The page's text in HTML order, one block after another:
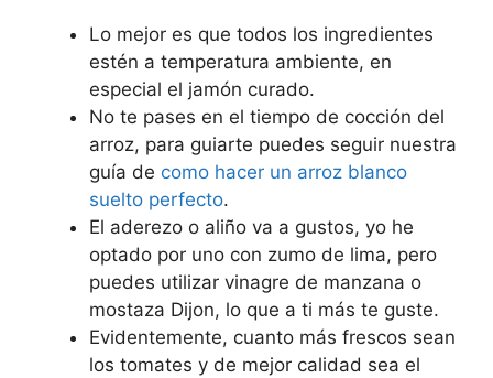
Lo mejor es que todos los ingredientes
estén a temperatura ambiente, en
especial el jamón curado.
No te pases en el tiempo de cocción del
arroz, para guiarte puedes seguir nuestra
guía de como hacer un arroz blanco
suelto perfecto.
El aderezo o aliño va a gustos, yo he
optado por uno con zumo de lima, pero
puedes utilizar vinagre de manzana o
mostaza Dijon, lo que a ti más te guste.
Evidentemente, cuanto más frescos sean
los tomates y de mejor calidad sea el